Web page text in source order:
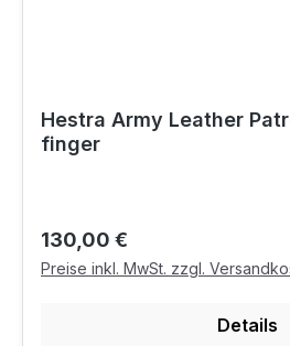
Hestra Army Leather
finger
Regulärer Preis:
130,00 €
Preise inkl. MwSt. zzgl.
Details